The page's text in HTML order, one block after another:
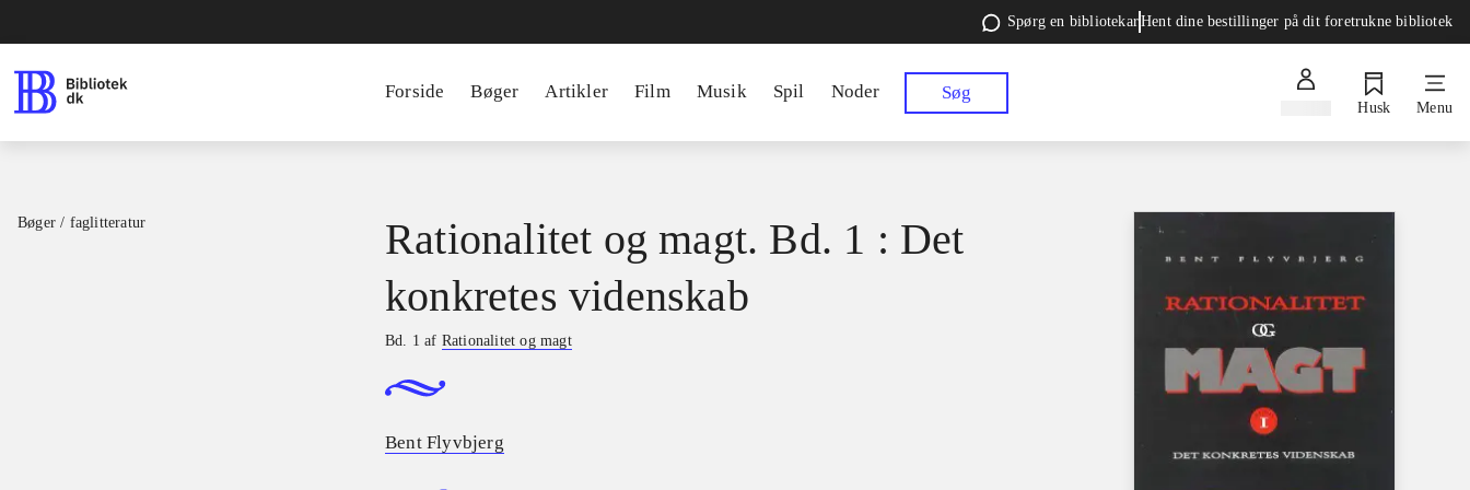
Spørg en bibliotekarHent dine bestillinger på dit foretrukne bibliotek
Forside Bøger Artikler Film Musik Spil Noder Søg
Husk Menu
Bøger / faglitteratur
Rationalitet og magt. Bd. 1 : Det
konkretes videnskab
Bd. 1 af Rationalitet og magt
Bent Flyvbjerg